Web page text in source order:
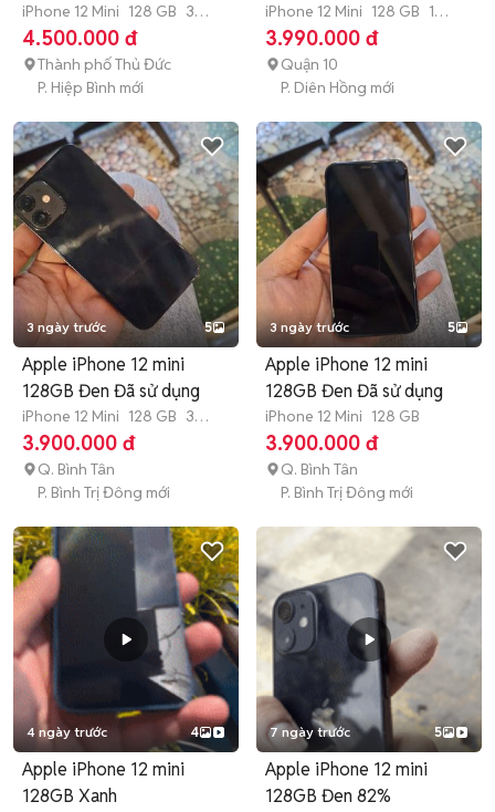
iPhone 12 Mini 128 GB 3
tháng
4.500.000 đ
Thành phố Thủ Đức
P. Hiệp Bình mới
iPhone 12 Mini 128 GB 1
tháng
3.990.000 đ
Quận 10
P. Diên Hồng mới
3 ngày trước 5
Apple iPhone 12 mini
128GB Đen Đã sử dụng
iPhone 12 Mini 128 GB 3
tháng
3.900.000 đ
Q. Bình Tân
P. Bình Trị Đông mới
3 ngày trước 5
Apple iPhone 12 mini
128GB Đen Đã sử dụng
iPhone 12 Mini 128 GB
3.900.000 đ
Q. Bình Tân
P. Bình Trị Đông mới
4 ngày trước 4
Apple iPhone 12 mini
128GB Xanh
7 ngày trước 5
Apple iPhone 12 mini
128GB Đen 82%